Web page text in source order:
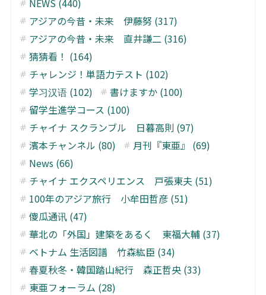
NEWS (440)
アジアの今昔・未来 伊藤努 (317)
アジアの今昔・未来 直井謙二 (316)
猜猜看！ (164)
チャレンジ！単語力テスト (102)
学习汉语 (102)
書けますか (100)
留学生進学コース (100)
チャイナ スクランブル 日暮高則 (97)
濱本チャンネル (80)
月刊『東亜』 (69)
News (66)
チャイナ エクスペリエンス 戸張東夫 (51)
100年のアジア旅行 小牟田哲彦 (51)
傻瓜通讯 (47)
華北の「外国」建築をあるく 東福大輔 (37)
ベトナム 生活図譜 竹森紘臣 (34)
春夏秋冬・韓国踏山紀行 森正哲央 (33)
東亜フォーラム (28)